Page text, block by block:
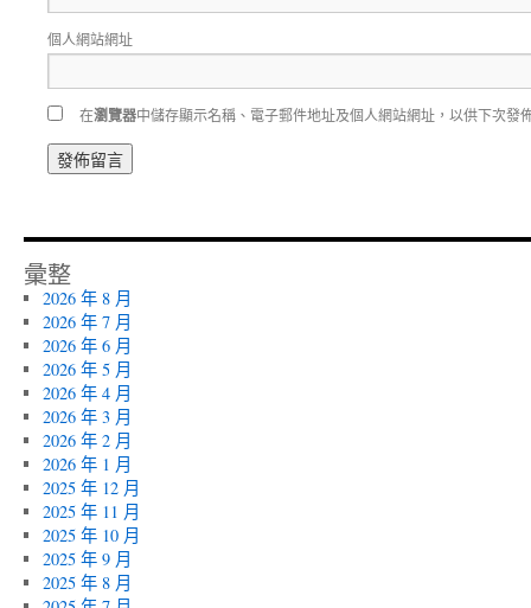
個人網站網址
在瀏覽器中儲存顯示名稱、電子郵件地址及個人網站網址，以供下次發
彙整
2026 年 8 月
2026 年 7 月
2026 年 6 月
2026 年 5 月
2026 年 4 月
2026 年 3 月
2026 年 2 月
2026 年 1 月
2025 年 12 月
2025 年 11 月
2025 年 10 月
2025 年 9 月
2025 年 8 月